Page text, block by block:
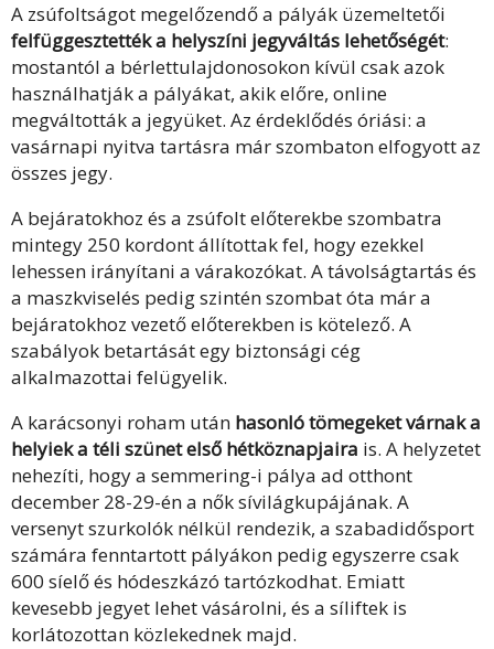
A zsúfoltságot megelőzendő a pályák üzemeltetői
felfüggesztették a helyszíni jegyváltás lehetőségét:
mostantól a bérlettulajdonosokon kívül csak azok
használhatják a pályákat, akik előre, online
megváltották a jegyüket. Az érdeklődés óriási: a
vasárnapi nyitva tartásra már szombaton elfogyott az
összes jegy.
A bejáratokhoz és a zsúfolt előterekbe szombatra
mintegy 250 kordont állítottak fel, hogy ezekkel
lehessen irányítani a várakozókat. A távolságtartás és
a maszkviselés pedig szintén szombat óta már a
bejáratokhoz vezető előterekben is kötelező. A
szabályok betartását egy biztonsági cég
alkalmazottai felügyelik.
A karácsonyi roham után hasonló tömegeket várnak a
helyiek a téli szünet első hétköznapjaira is. A helyzetet
nehezíti, hogy a semmering-i pálya ad otthont
december 28-29-én a nők sívilágkupájának. A
versenyt szurkolók nélkül rendezik, a szabadidősport
számára fenntartott pályákon pedig egyszerre csak
600 síelő és hódeszkázó tartózkodhat. Emiatt
kevesebb jegyet lehet vásárolni, és a síliftek is
korlátozottan közlekednek majd.